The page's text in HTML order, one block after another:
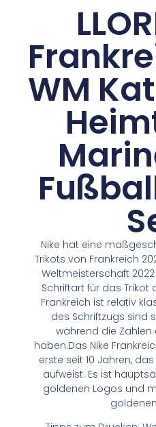
WM
Nike hat eine
Trikots von Frankreich
Weltmeisterschaft
Schriftart für das Trikot
Frankreich ist relativ
des Schriftzugs sind
während die Zahlen
haben.Das Nike
erste seit 10 Jahren,
aufweist. Es ist
goldenen Logos und